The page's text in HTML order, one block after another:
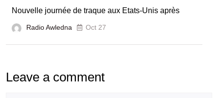
Nouvelle journée de traque aux Etats-Unis après
Radio Awledna Oct 27
Leave a comment